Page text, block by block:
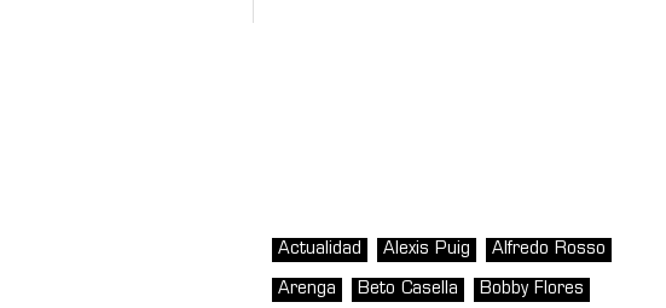
Actualidad Alexis Puig Alfredo Rosso
Arenga Beto Casella Bobby Flores